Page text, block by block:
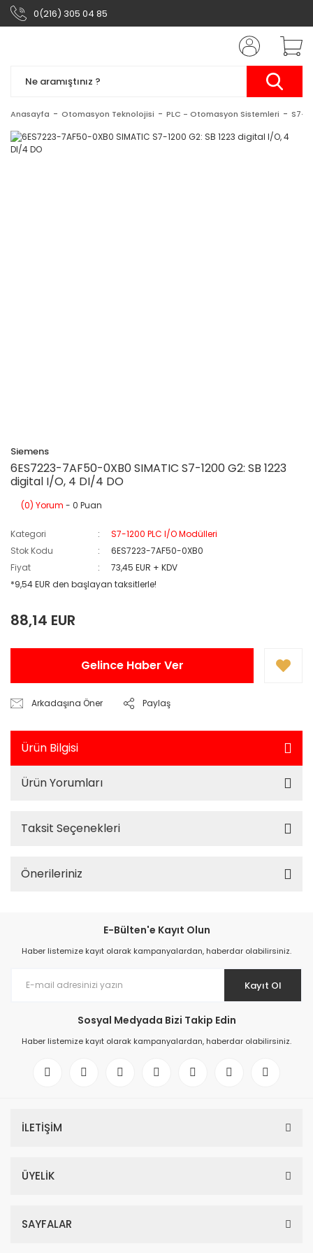
0(216) 305 04 85
Anasayfa Otomasyon Teknolojisi PLC - Otomasyon Sistemleri S7-
Siemens
6ES7223-7AF50-0XB0 SIMATIC S7-1200 G2: SB 1223
digital I/O, 4 DI/4 DO
(0) Yorum - 0 Puan
Kategori
S7-1200 PLC I/O Modülleri
Stok Kodu
6ES7223-7AF50-0XB0
Fiyat
73,45 EUR + KDV
*9,54 EUR den başlayan taksitlerle!
88,14 EUR
Gelince Haber Ver
Arkadaşına Öner Paylaş
Ürün Bilgisi
Ürün Yorumları
Taksit Seçenekleri
Önerileriniz
E-Bülten'e Kayıt Olun
Haber listemize kayıt olarak kampanyalardan, haberdar olabilirsiniz.
Kayıt Ol
Sosyal Medyada Bizi Takip Edin
Haber listemize kayıt olarak kampanyalardan, haberdar olabilirsiniz.
İLETİŞİM
ÜYELİK
SAYFALAR